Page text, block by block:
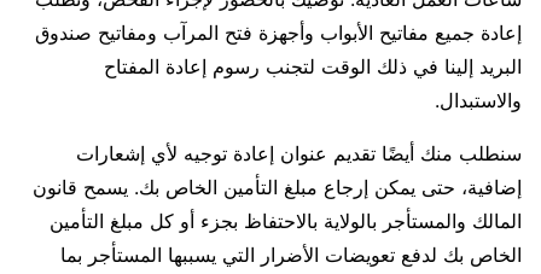
إعادة جميع مفاتيح الأبواب وأجهزة فتح المرآب ومفاتيح صندوق
البريد إلينا في ذلك الوقت لتجنب رسوم إعادة المفتاح
والاستبدال.
سنطلب منك أيضًا تقديم عنوان إعادة توجيه لأي إشعارات
إضافية، حتى يمكن إرجاع مبلغ التأمين الخاص بك. يسمح قانون
المالك والمستأجر بالولاية بالاحتفاظ بجزء أو كل مبلغ التأمين
الخاص بك لدفع تعويضات الأضرار التي يسببها المستأجر بما